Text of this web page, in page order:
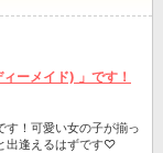
ーメイド) 」です！
す！可愛い女の子が揃っ
出逢えるはずです♡